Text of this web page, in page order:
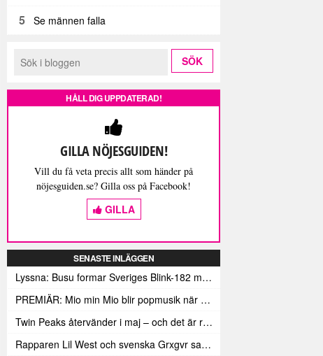
5 Se männen falla
HÅLL DIG UPPDATERAD!
GILLA NÖJESGUIDEN!
Vill du få veta precis allt som händer på
nöjesguiden.se? Gilla oss på Facebook!
GILLA
SENASTE INLÄGGEN
Lyssna: Busu formar Sveriges Blink-182 med sin nya pop-punk-rap-låt
PREMIÄR: Mio min Mio blir popmusik när Ungdom släpper sin debutvideo
Twin Peaks återvänder i maj – och det är rena heroinet enligt Showtimes boss
Rapparen Lil West och svenska Grxgvr samarbetar på den egensinniga bangern Lie To You